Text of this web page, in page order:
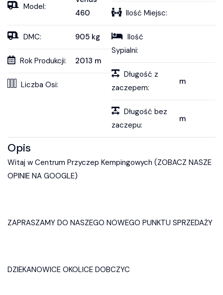
Model:
460
DMC: 905 kg
Rok Produkcji: 2013 m
Liczba Osi:
Ilość Miejsc:
Ilość
Sypialni:
Długość z
zaczepem:
m
Długość bez
zaczepu:
m
Opis
Witaj w Centrum Przyczep Kempingowych (ZOBACZ NASZE
OPINIE NA GOOGLE)
ZAPRASZAMY DO NASZEGO NOWEGO PUNKTU SPRZEDAŻY
DZIEKANOWICE OKOLICE DOBCZYC